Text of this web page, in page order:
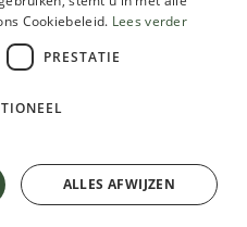
WINKELMANDJE
Cookiebeleid. Lees verder
PRESTATIE
ALLES AFWIJZEN